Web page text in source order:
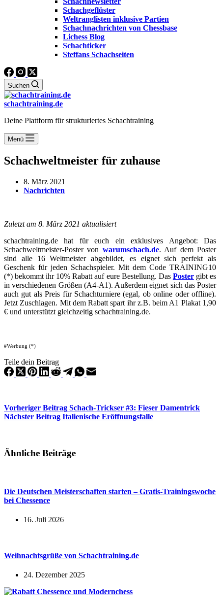
Schachgeflüster
Weltranglisten inklusive Partien
Schachnachrichten von Chessbase
Lichess Blog
Schachticker
Steffans Schachseiten
Suchen
schachtraining.de
Deine Plattform für strukturiertes Schachtraining
Menü
Schachweltmeister für zuhause
8. März 2021
Nachrichten
Zuletzt am 8. März 2021 aktualisiert
schachtraining.de hat für euch ein exklusives Angebot: Das
Schachweltmeister-Poster von warumschach.de. Auf dem Poster
sind alle 16 Weltmeister abgebildet, es eignet sich perfekt als
Geschenk für jeden Schachspieler. Mit dem Code TRAINING10
(*) bekommt ihr 10% Rabatt auf eure Bestellung. Das Postergibt es
in verschiedenen Größen (A4-A1). Außerdem eignet sich das Poster
auch gut als Preis für Schachturniere (egal, ob online oder offline).
Jetzt Zuschlagen. Mit dem Rabatt spart ihr z.B. beim A1 Plakat 1,90
€ und unterstützt gleichzeitig schachtraining.de.
#Werbung (*)
Teile dein Beitrag
Vorheriger Beitrag Schach-Trickser #3: Fieser Damentrick
Nächster Beitrag Italienische Eröffnungsfalle
Ähnliche Beiträge
Die Deutschen Meisterschaften starten – Gratis-Trainingswoche
bei Chessence
16. Juli 2026
Weihnachtsgrüße von Schachtraining.de
24. Dezember 2025